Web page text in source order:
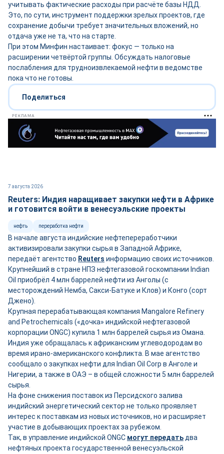
учитывать фактические расходы при расчёте базы НДД.
Это, по сути, инструмент поддержки зрелых проектов, где
сохранение добычи требует значительных вложений, но
отдача уже не та, что на старте.
При этом Минфин настаивает: фокус — только на
расширении четвёртой группы. Обсуждать налоговые
послабления для трудноизвлекаемой нефти в ведомстве
пока что не готовы.
Поделиться
РЕКЛАМА
7 августа 2026
Reuters: Индия наращивает закупки нефти в Африке
и готовится войти в венесуэльские проекты
нефть переработка нефти
В начале августа индийские нефтепереработчики
активизировали закупки сырья в Западной Африке,
передаёт агентство Reuters информацию своих источников.
Крупнейший в стране НПЗ нефтегазовой госкомпании Indian
Oil приобрёл 4 млн баррелей нефти из Анголы (с
месторождений Немба, Сакси-Батуке и Клов) и Конго (сорт
Джено).
Крупная перерабатывающая компания Mangalore Refinery
and Petrochemicals («дочка» индийской нефтегазовой
корпорации ONGC) купила 1 млн баррелей сырья из Омана.
Индия уже обращалась к африканским углеводородам во
время ирано-американского конфликта. В мае агентство
сообщало о закупках нефти для Indian Oil Corp в Анголе и
Нигерии, а также в ОАЭ – в общей сложности 5 млн баррелей
сырья.
На фоне снижения поставок из Персидского залива
индийский энергетический сектор не только проявляет
интерес к поставкам из новых источников, но и расширяет
участие в добывающих проектах за рубежом.
Так, в управление индийской ONGC могут передать два
нефтяных проекта государственной венесуэльской